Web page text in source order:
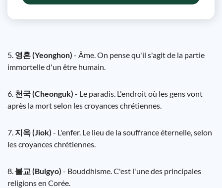
5. 영혼 (Yeonghon) - Âme. On pense qu'il s'agit de la partie
immortelle d'un être humain.
6. 천국 (Cheonguk) - Le paradis. L'endroit où les gens vont
après la mort selon les croyances chrétiennes.
7. 지옥 (Jiok) - L'enfer. Le lieu de la souffrance éternelle, selon
les croyances chrétiennes.
8. 불교 (Bulgyo) - Bouddhisme. C'est l'une des principales
religions en Corée.